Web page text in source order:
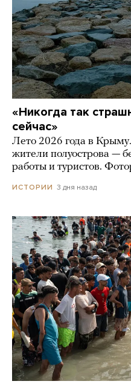
«Никогда так
сейчас»
Лето 2026 года в
жители полуострова —
работы и туристов.
ИСТОРИИ 3 дня назад